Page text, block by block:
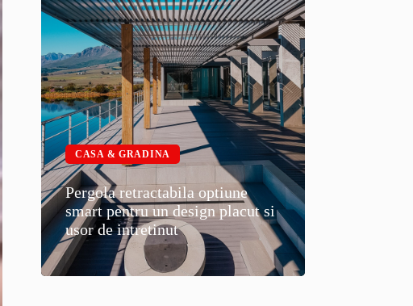
CASA & GRADINA
Pergola retractabila optiune
smart pentru un design placut si
usor de intretinut